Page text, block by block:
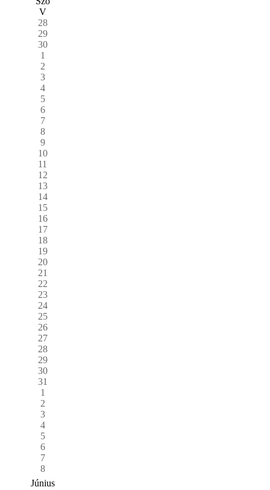
V
28
29
30
1
2
3
4
5
6
7
8
9
10
11
12
13
14
15
16
17
18
19
20
21
22
23
24
25
26
27
28
29
30
31
1
2
3
4
5
6
7
8
Június